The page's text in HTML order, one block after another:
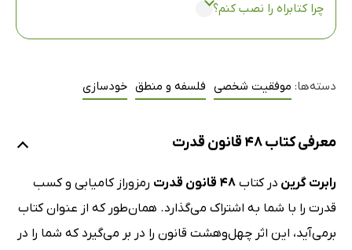
چرا کتابراه را نصب کنم؟
دسته‌ها: موفقیت شخصی فلسفه و منطق خودسازی
معرفی کتاب 48 قانون قدرت
رابرت گرین در کتاب 48 قانون قدرت
رمزوراز کامیابی و کسب
قدرت را با شما به اشتراک می‌گذارد. همان‌طور که از عنوان کتاب
برمی‌آید، ‌این اثر چهل‌وهشت قانون را در بر می‌گیرد که شما را در